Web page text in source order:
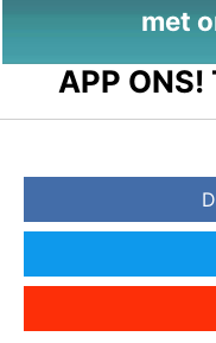
met
APP ONS!